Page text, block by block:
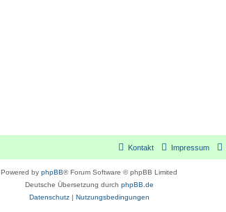
Impressum
Kontakt
Powered by phpBB® Forum Software © phpBB Limited
Deutsche Übersetzung durch phpBB.de
Datenschutz| Nutzungsbedingungen